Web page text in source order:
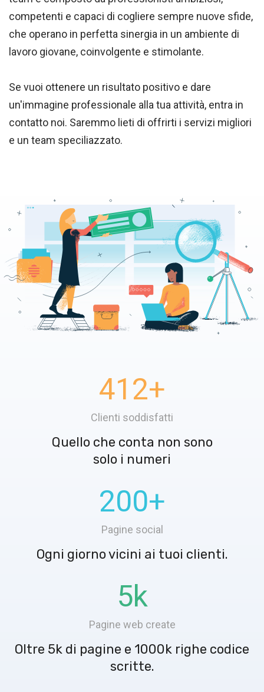
competenti e capaci di cogliere sempre nuove sfide,
che operano in perfetta sinergia in un ambiente di
lavoro giovane, coinvolgente e stimolante.
Se vuoi ottenere un risultato positivo e dare
un'immagine professionale alla tua attività, entra in
contatto noi. Saremmo lieti di offrirti i servizi migliori
e un team speciliazzato.
412+
Clienti soddisfatti
Quello che conta non sono
solo i numeri
200+
Pagine social
Ogni giorno vicini ai tuoi clienti.
5k
Pagine web create
Oltre 5k di pagine e 1000k righe codice
scritte.